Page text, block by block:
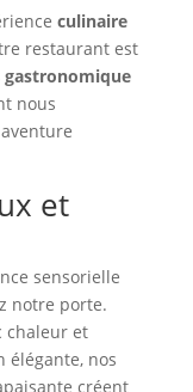
culinaire
restaurant est
gastronomique
nous
et
sensorielle
notre porte.
chaleur et
élégante, nos
créent